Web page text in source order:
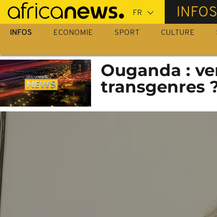
Passer
au
contenu
INFOS
INFOS ECONOMIE SPORT CULTURE
Ouganda :
transgenres